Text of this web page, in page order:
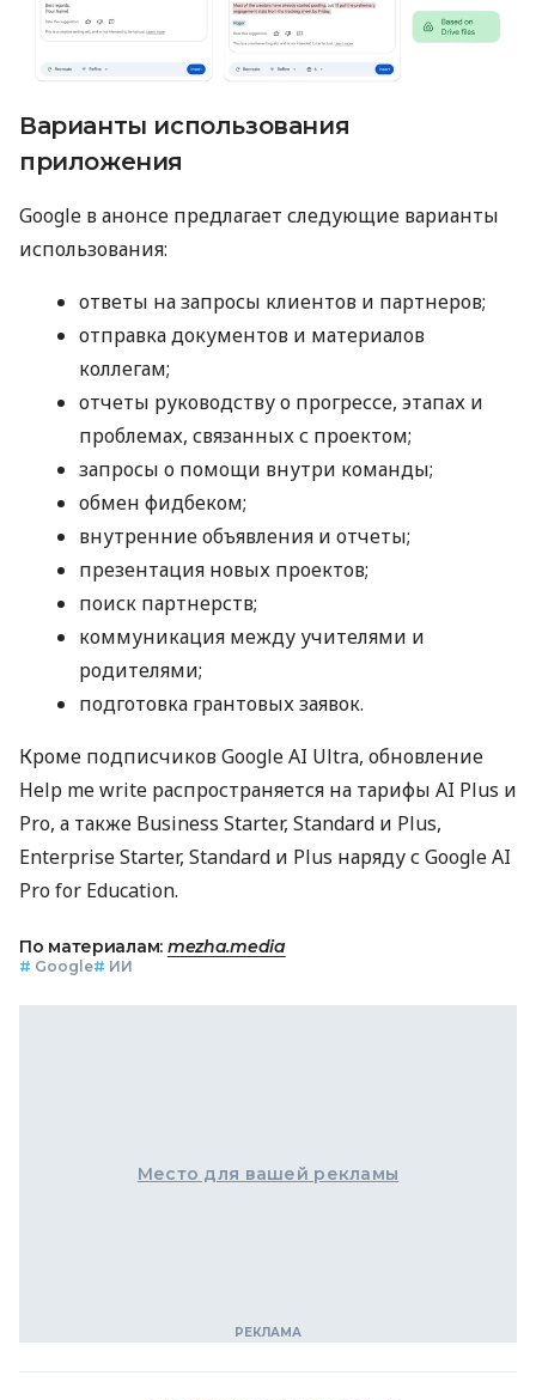
Варианты использования
приложения
Google в анонсе предлагает следующие варианты
использования:
ответы на запросы клиентов и партнеров;
отправка документов и материалов
коллегам;
отчеты руководству о прогрессе, этапах и
проблемах, связанных с проектом;
запросы о помощи внутри команды;
обмен фидбеком;
внутренние объявления и отчеты;
презентация новых проектов;
поиск партнерств;
коммуникация между учителями и
родителями;
подготовка грантовых заявок.
Кроме подписчиков Google AI Ultra, обновление
Help me write распространяется на тарифы AI Plus и
Pro, а также Business Starter, Standard и Plus,
Enterprise Starter, Standard и Plus наряду с Google AI
Pro for Education.
По материалам: mezha.media
# Google# ИИ
Место для вашей рекламы